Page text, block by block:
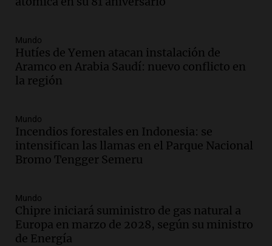
firmó Jorge Messi para el primer
Episodios
Audio.Joan Gaspart: "Sin Jorge, no sé si
Messi hubiera llegado adonde llegó"
Audio. El orgullo y el sueño argentino de
Jorge Messi en una entrevista con Rony
Vargas en 2007
Audio.El abuelo de Agostina Vega, tras
las nuevas detenciones: "En esa casa
todos tenían algo que ver"
Mundo
Hutíes de Yemen atacan instalación de
Aramco en Arabia Saudí: nuevo conflicto en
la región
Mundo
Incendios forestales en Indonesia: se
intensifican las llamas en el Parque Nacional
Bromo Tengger Semeru
Mundo
Chipre iniciará suministro de gas natural a
Europa en marzo de 2028, según su ministro
de Energía